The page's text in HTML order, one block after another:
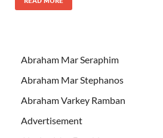
Abraham Mar Seraphim
Abraham Mar Stephanos
Abraham Varkey Ramban
Advertisement